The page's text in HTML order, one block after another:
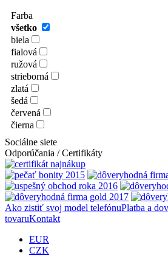
Farba
všetko
biela
fialová
ružová
strieborná
zlatá
šedá
červená
čierna
Sociálne siete
Odporúčania / Certifikáty
Ako zistiť svoj model telefónuPlatba a
tovaruKontakt
EUR
CZK